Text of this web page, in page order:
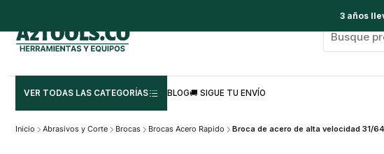
VER TODAS LAS CATEGORÍAS BLOG🚚 SIGUE TU ENVÍO
3 años
Inicio Abrasivos y Corte Brocas Brocas Acero Rapido Broca de acero de alta velocidad 31/64'